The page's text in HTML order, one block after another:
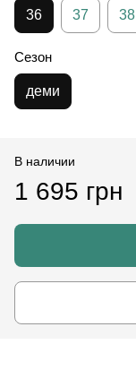
36 37 38
Сезон
деми
В наличии
1 695 грн